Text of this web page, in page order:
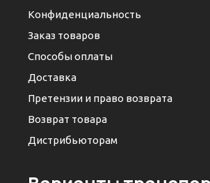
Конфиденциальность
Заказ товаров
Способы оплаты
Доставка
Претензии и право возврата
Возврат товара
Дистрибьюторам